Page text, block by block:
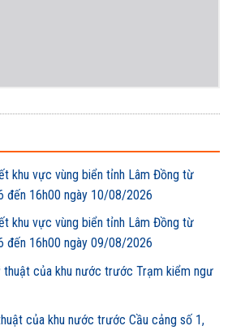
khu vực vùng biển tỉnh Lâm Đồng từ
đến 16h00 ngày 10/08/2026
khu vực vùng biển tỉnh Lâm Đồng từ
đến 16h00 ngày 09/08/2026
thuật của khu nước trước Trạm kiểm ngư
của khu nước trước Cầu cảng số 1,